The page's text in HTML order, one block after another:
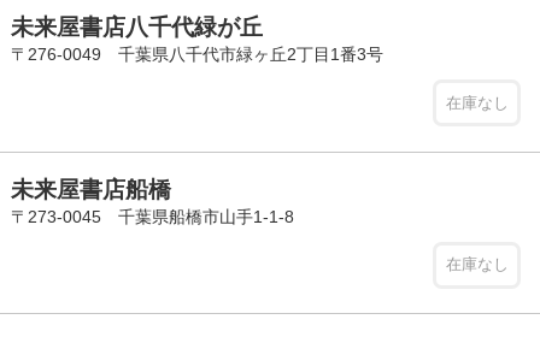
未来屋書店八千代緑が丘
〒276-0049 千葉県八千代市緑ヶ丘2丁目1番3号
在庫なし
未来屋書店船橋
〒273-0045 千葉県船橋市山手1-1-8
在庫なし